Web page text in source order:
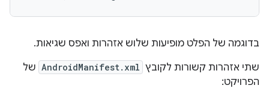
בדוגמה של הפלט מופיעות שלוש אזהרות ואפס שגיאות.
שתי אזהרות קשורות לקובץ AndroidManifest.xml של
הפרויקט: